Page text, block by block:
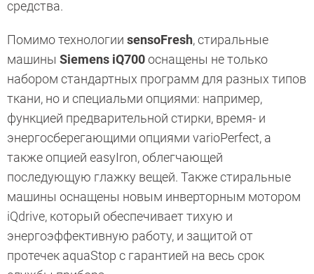
средства.
Помимо технологии sensoFresh, стиральные
машины Siemens iQ700оснащены не только
набором стандартных программ для разных типов
ткани, но и специальми опциями: например,
функцией предварительной стирки, время- и
энергосберегающими опциями varioPerfect, а
также опцией easyIron, облегчающей
последующую глажку вещей. Также стиральные
машины оснащены новым инверторным мотором
iQdrive, который обеспечивает тихую и
энергоэффективную работу, и защитой от
протечек aquaStop с гарантией на весь срок